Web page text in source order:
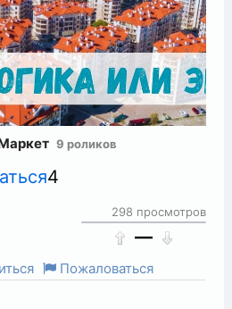
Video
9 роликов
4
298 просмотров
—
Пожаловаться